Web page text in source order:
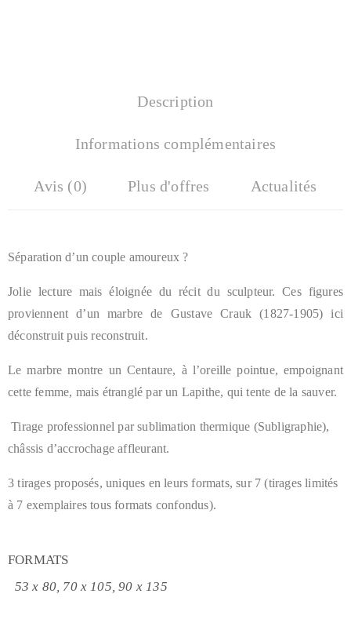
Description
Informations complémentaires
Avis (0) Plus d'offres Actualités
Séparation d’un couple amoureux ?
Jolie lecture mais éloignée du récit du sculpteur.Ces figures
proviennent d’un marbre de Gustave Crauk (1827-1905) ici
déconstruit puis reconstruit.
Le marbre montre un Centaure, à l’oreille pointue, empoignant
cette femme, mais étranglé par un Lapithe, qui tente de la sauver.
Tirage professionnel par sublimation thermique (Subligraphie),
châssis d’accrochage affleurant.
3 tirages proposés, uniques en leurs formats, sur 7 (tirages limités
à 7 exemplaires tous formats confondus).
FORMATS
53 x 80, 70 x 105, 90 x 135